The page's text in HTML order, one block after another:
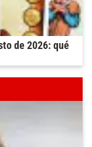
de 2026: qué